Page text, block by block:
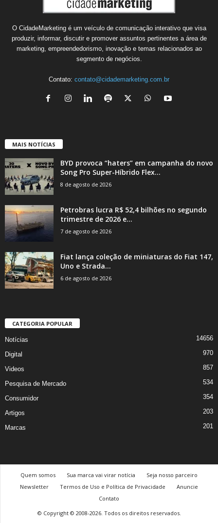
O CidadeMarketing é um veículo de comunicação interativo que visa
produzir, informar, discutir e promover assuntos pertinentes a área de
marketing, empreendedorismo, inovação e temas relacionados ao
segmento de negócios.
Contato: contato@cidademarketing.com.br
MAIS NOTÍCIAS
BYD provoca “haters” em campanha do novo
Song Pro Super-Híbrido Flex...
8 de agosto de 2026
Petrobras lucra R$ 52,4 bilhões no segundo
trimestre de 2026 e...
7 de agosto de 2026
Fiat lança coleção de miniaturas do Fiat 147,
Uno e Strada...
6 de agosto de 2026
CATEGORIA POPULAR
Notícias 14656
Digital 970
Videos 857
Pesquisa de Mercado 534
Consumidor 354
Artigos 203
Marcas 201
Quem somos Sua marca vai virar notícia
Seja nosso parceiro
Newsletter
Termos de Uso e Política de Privacidade
Anuncie
Contato
© Copyright © 2008-2026. Todos os direitos reservados.